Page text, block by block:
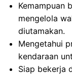
Kemampuan
mengelola
diutamakan.
Mengetahui
kendaraan
Siap bekerja